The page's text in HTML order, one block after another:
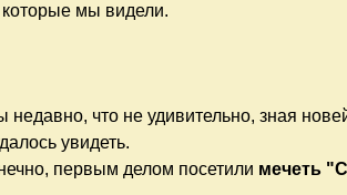
которые мы видели.
недавно, что не удивительно, зная
увидеть.
первым делом посетили мечеть